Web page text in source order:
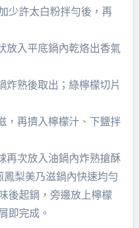
少許太白粉拌勻後，再
放入平底鍋內乾烙出香氣
炸熟後取出；綠檸檬切片
，再擠入檸檬汁、下鹽拌
再次放入油鍋內炸熟搶酥
梨美乃滋鍋內快速均勻
後起鍋，旁邊放上檸檬
即完成。